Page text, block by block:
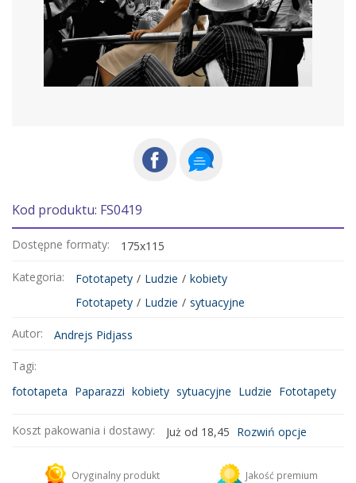
Kod produktu: FS0419
Dostępne formaty: 175x115
Kategoria: Fototapety / Ludzie / kobiety
Fototapety / Ludzie / sytuacyjne
Autor: Andrejs Pidjass
Tagi:
fototapeta Paparazzi kobiety sytuacyjne Ludzie Fototapety
Koszt pakowania i dostawy: Już od 18,45 Rozwiń opcje
Kurier DHL
Oryginalny produkt Jakość premium